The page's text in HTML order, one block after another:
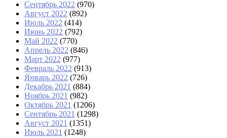
Сентябрь 2022 (970)
Август 2022 (892)
Июль 2022 (414)
Июнь 2022 (792)
Май 2022 (770)
Апрель 2022 (846)
Март 2022 (977)
Февраль 2022 (913)
Январь 2022 (726)
Декабрь 2021 (884)
Ноябрь 2021 (982)
Октябрь 2021 (1206)
Сентябрь 2021 (1298)
Август 2021 (1351)
Июль 2021 (1248)